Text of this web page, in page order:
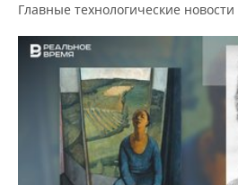
Главные технологические